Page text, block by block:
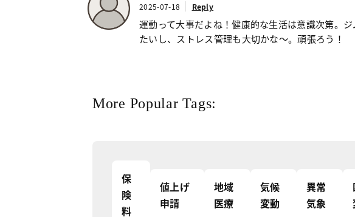
2025-07-18 Reply
運動って大事だよね！健康的な生活は意識次第。
たいし、ストレス管理も大切かな〜。頑張ろう！
More Popular Tags:
保
険
料
値上げ
申請
地域
医療
気候
変動
異常
気象